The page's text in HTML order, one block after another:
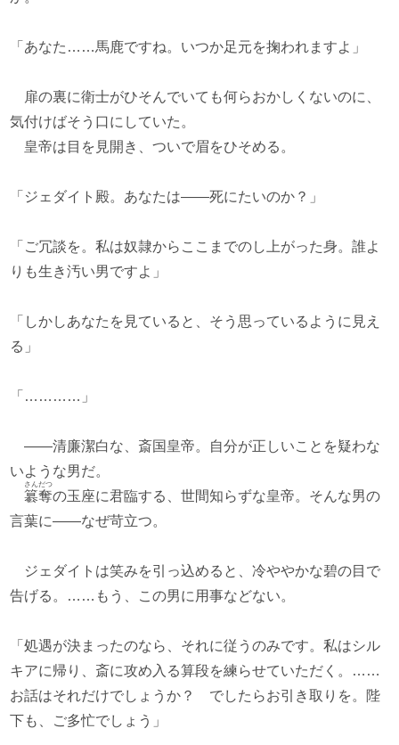
「あなた……馬鹿ですね。いつか足元を掬われますよ」
扉の裏に衛士がひそんでいても何らおかしくないのに、
気付けばそう口にしていた。
皇帝は目を見開き、ついで眉をひそめる。
「ジェダイト殿。あなたは――死にたいのか？」
「ご冗談を。私は奴隷からここまでのし上がった身。誰よ
りも生き汚い男ですよ」
「しかしあなたを見ていると、そう思っているように見え
る」
「…………」
――清廉潔白な、斎国皇帝。自分が正しいことを疑わな
いような男だ。
簒奪
さんだつ
の玉座に君臨する、世間知らずな皇帝。そんな男の
言葉に――なぜ苛立つ。
ジェダイトは笑みを引っ込めると、冷ややかな碧の目で
告げる。……もう、この男に用事などない。
「処遇が決まったのなら、それに従うのみです。私はシル
キアに帰り、斎に攻め入る算段を練らせていただく。……
お話はそれだけでしょうか？ でしたらお引き取りを。陛
下も、ご多忙でしょう」